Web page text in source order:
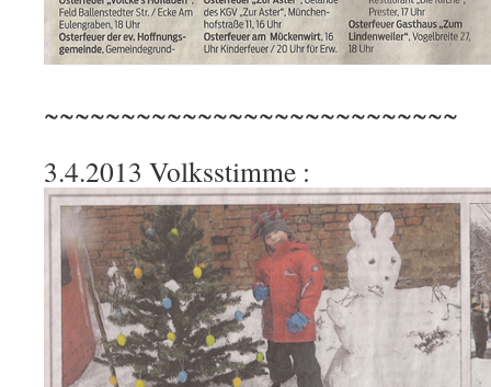
~~~~~~~~~~~~~~~~~~~~~~~~~~~
3.4.2013 Volksstimme :